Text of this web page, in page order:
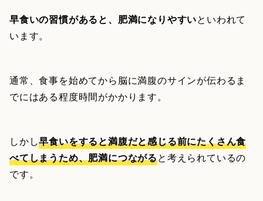
早食いの習慣があると、肥満になりやすいといわれて
います。
通常、食事を始めてから脳に満腹のサインが伝わるま
でにはある程度時間がかかります。
しかし早食いをすると満腹だと感じる前にたくさん食
べてしまうため、肥満につながると考えられているの
です。